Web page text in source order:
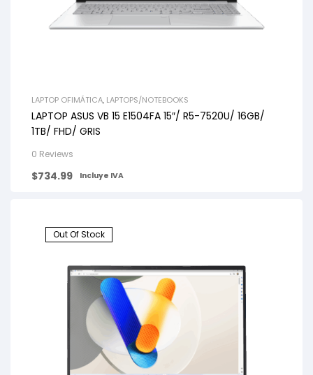
LAPTOP OFIMÁTICA, LAPTOPS/NOTEBOOKS
LAPTOP ASUS VB 15 E1504FA 15″/ R5-7520U/ 16GB/
1TB/ FHD/ GRIS
0 Reviews
$734.99 Incluye IVA
Out Of Stock